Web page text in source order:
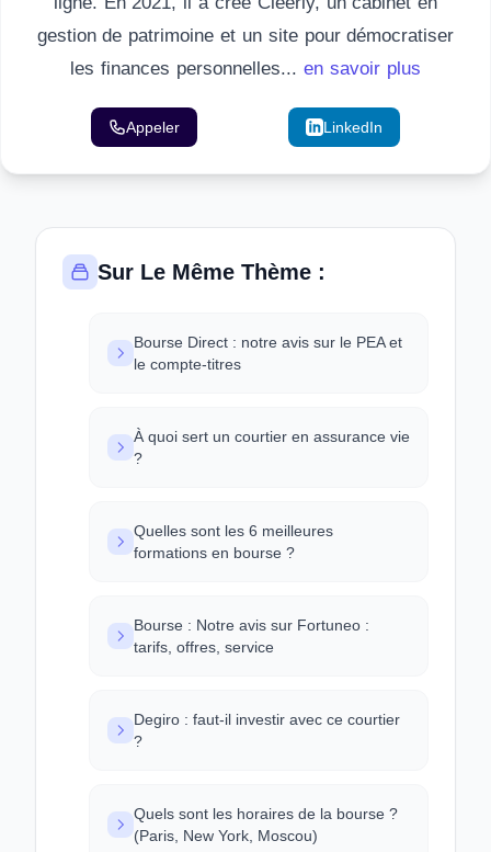
gestion de patrimoine et un site pour démocratiser
les finances personnelles... en savoir plus
Appeler LinkedIn
Sur Le Même Thème :
Bourse Direct : notre avis sur le PEA et
le compte-titres
À quoi sert un courtier en assurance vie
?
Quelles sont les 6 meilleures
formations en bourse ?
Bourse : Notre avis sur Fortuneo :
tarifs, offres, service
Degiro : faut-il investir avec ce courtier
?
Quels sont les horaires de la bourse ?
(Paris, New York, Moscou)